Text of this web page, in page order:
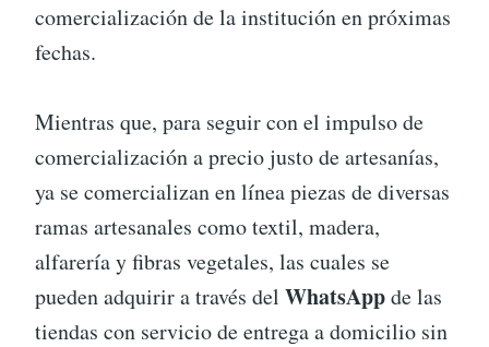
comercialización de la institución en próximas
fechas.
Mientras que, para seguir con el impulso de
comercialización a precio justo de artesanías,
ya se comercializan en línea piezas de diversas
ramas artesanales como textil, madera,
alfarería y fibras vegetales, las cuales se
pueden adquirir a través del WhatsAppde las
tiendas con servicio de entrega a domicilio sin